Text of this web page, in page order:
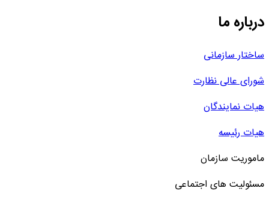
درباره ما
ساختار سازمانی
شورای عالی نظارت
هیات نمایندگان
هیات رئیسه
ماموریت سازمان
مسئولیت های اجتماعی